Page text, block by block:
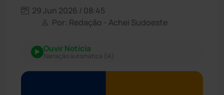
29 Jun 2026 / 08:45
Por: Redação - Achei Sudoeste
Ouvir Notícia
Narração automática (IA)